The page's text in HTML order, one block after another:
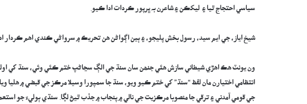
سياسي احتجاج ٿيا ۽ ليکڪن ۽ شاعرن بہ ڀرپور ڪردات ادا ڪيو.
شيخ اياز، جي ايم سيد، رسول بخش پليجو، ۽ ٻين اڳواڻن هن تحريڪ ۾ سرواڻي ڪندي اھم
ون يونٽ ھڪ اھڙي شيطاني سازش ھئي جنھن سان سنڌ جي الڳ سڃاڻپ ختم ڪئي وئي، سنڌ کي
انتظامي اختيارن مان لفظ “سنڌ” کي ختم ڪيو ويو، سنڌ جا سمپورا وسيلا مرڪز جي قبضي ۾ ھليا
جي قومي آمدني ۽ ترقي جا منصوبا مرڪزيت جي نالي ۾ پنجاب ۾ جذب ٿيڻ لڳا. سنڌي ٻوليءَ جو